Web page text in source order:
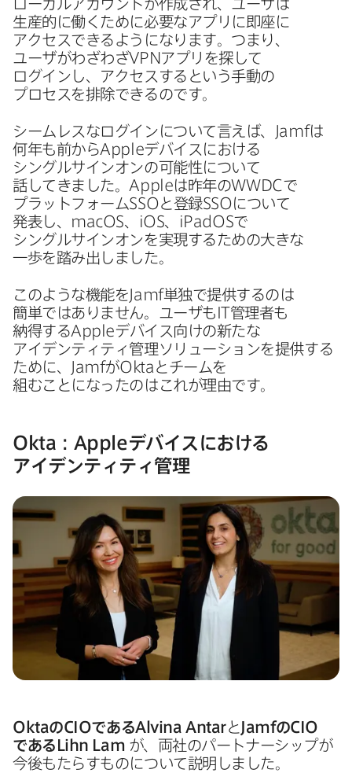
ローカルアカウントが​作成され、​ユーザは​
生産的に​働く​ために​必要な​アプリに​即座に​
アクセスできるようになります。​つまり、​
ユーザが​わざわざVPN アプリを​探して​
ログインし、​アクセスすると​いう​手動の​
プロセスを​排除できるのです。
シームレスな​ログインに​ついて​言えば、 Jamfは​
何年も​前からAppleデバイスに​おける​
シングルサインオンの​可能性に​ついて​
話してきました。 Appleは​昨年のWWDCで​
プラットフォームSSOと​登録SSOに​ついて​
発表し、 macOS iOS iPadOSで​
シングルサインオンを​実現する​ための​大きな​
一歩を​踏み出しました。
このような​機能を Jamf単独で​提供するのは​
簡単では​ありません。​ユーザも IT管理者も​
納得するAppleデバイス向けの​新たな​
アイデンティティ管理ソリューションを​提供する​
ために、
JamfがOkta と​チームを​
組むことになったのは​これが​理由です。
Okta ： Appleデバイスに​おける​
アイデンティティ管理
OktaのCIOであるAlvina Antarと JamfのCIO
である Lihn Lam が、​両社の​パートナーシップが​
今後も​たらすものに​ついて​説明しました。